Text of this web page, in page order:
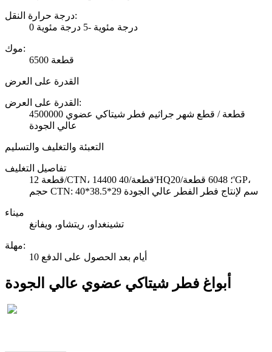
درجة حرارة النقل:
0 درجة مئوية -5 درجة مئوية
موك:
6500 قطعة
القدرة على العرض
القدرة على العرض:
4500000 قطعة / قطع شهر جراثيم فطر شيتاكي عضوي
عالي الجودة
التعبئة والتغليف والتسليم
تفاصيل التغليف
12 قطعة/CTN، 14400 قطعة/40'HQ؛ 6048 قطعة/20'GP،
حجم CTN: 40*38.5*29 سم لإنتاج فطر الفطر عالي الجودة
ميناء
تشينغداو، ريتشاو، ويفانغ
مهلة:
10 أيام بعد الحصول على الدفع
أبواغ فطر شيتاكي عضوي عالي الجودة